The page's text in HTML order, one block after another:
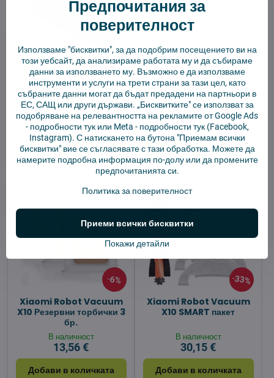
Инструмент за
почистване на Xiaomi -
черен
В наличност
2,92 €
Добави в количката
Инструмент за
почистване на Xiaomi -
бял
В наличност
2,92 €
Добави в количката
6%
Xiaomi Robot Vacuum
X10 Резервни торбички 3
бр.
В наличност
13,56 €
Добави в количката
33%
Xiaomi Robot Vacuum
X10 SMART пакет
В наличност
30,15 €
Добави в количката
Предпочитания за
поверителност
Използваме "бисквитки", за да подобрим посещението ви на
този уебсайт, да анализираме работата му и да събираме
данни за използването му. Възможно е да използваме
инструменти и услуги на трети страни за тази цел, като
събраните данни могат да бъдат предадени на партньори в
ЕС, САЩ или други държави. „Бисквитките" се използват за
подобряване на релевантността на рекламите от Google Ads
- подробности тукили Meta - подробности тук(Facebook,
Instagram). С натискането на бутона "Приемам всички
бисквитки" вие се съгласявате с тази обработка. Можете да
намерите подробна информация по-долу или да промените
предпочитанията си.
Политика за поверителност
Покажи детайли
Приеми всички бисквитки